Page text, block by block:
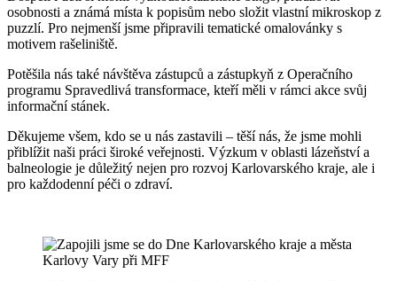
osobnosti a známá místa k popisům nebo složit vlastní mikroskop z
puzzlí. Pro nejmenší jsme připravili tematické omalovánky s
motivem rašeliniště.
Potěšila nás také návštěva zástupců a zástupkyň z Operačního
programu Spravedlivá transformace, kteří měli v rámci akce svůj
informační stánek.
Děkujeme všem, kdo se u nás zastavili – těší nás, že jsme mohli
přiblížit naši práci široké veřejnosti. Výzkum v oblasti lázeňství a
balneologie je důležitý nejen pro rozvoj Karlovarského kraje, ale i
pro každodenní péči o zdraví.